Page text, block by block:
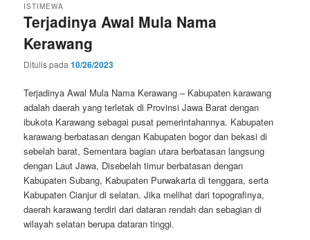
Terjadinya Awal Mula Nama
Kerawang
ISTIMEWA
Ditulis pada10/26/2023
Terjadinya Awal Mula Nama Kerawang – Kabupaten karawang
adalah daerah yang terletak di Provinsi Jawa Barat dengan
ibukota Karawang sebagai pusat pemerintahannya. Kabupaten
karawang berbatasan dengan Kabupaten bogor dan bekasi di
sebelah barat, Sementara bagian utara berbatasan langsung
dengan Laut Jawa, Disebelah timur berbatasan dengan
Kabupaten Subang, Kabupaten Purwakarta di tenggara, serta
Kabupaten Cianjur di selatan. Jika melihat dari topografinya,
daerah karawang terdiri dari dataran rendah dan sebagian di
wilayah selatan berupa dataran tinggi.